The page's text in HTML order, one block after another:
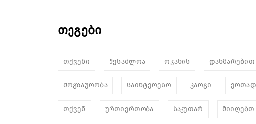
თეგები
თქვენი შესაძლოა ოჯახის დახმარებით
მოგზაურობა საინტერესო კარგი ერთად
თქვენ ურთიერთობა საკუთარ მიიღებთ